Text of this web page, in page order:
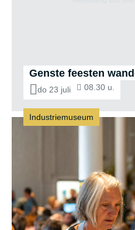
Genste feesten
do 23 juli 08.30 u.
Industriemuseum